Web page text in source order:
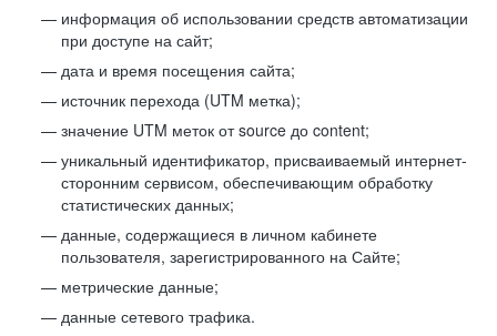
информация об использовании средств автоматизации
при доступе на сайт;
дата и время посещения сайта;
источник перехода (UTM метка);
значение UTM меток от source до content;
уникальный идентификатор, присваиваемый интернет-
сторонним сервисом, обеспечивающим обработку
статистических данных;
данные, содержащиеся в личном кабинете
пользователя, зарегистрированного на Сайте;
метрические данные;
данные сетевого трафика.